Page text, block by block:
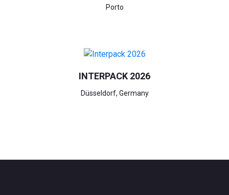
Porto
INTERPACK 2026
Düsseldorf, Germany